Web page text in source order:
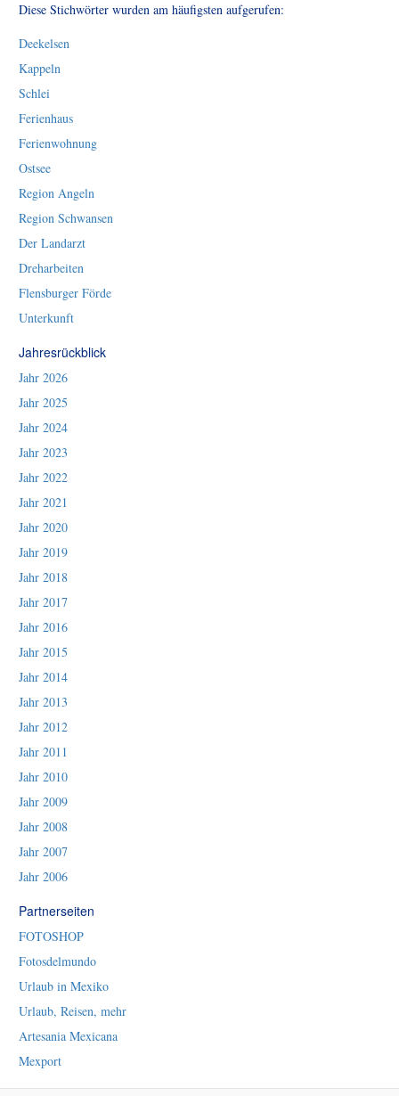
Diese Stichwörter wurden am häufigsten aufgerufen:
Deekelsen
Kappeln
Schlei
Ferienhaus
Ferienwohnung
Ostsee
Region Angeln
Region Schwansen
Der Landarzt
Dreharbeiten
Flensburger Förde
Unterkunft
Jahresrückblick
Jahr 2026
Jahr 2025
Jahr 2024
Jahr 2023
Jahr 2022
Jahr 2021
Jahr 2020
Jahr 2019
Jahr 2018
Jahr 2017
Jahr 2016
Jahr 2015
Jahr 2014
Jahr 2013
Jahr 2012
Jahr 2011
Jahr 2010
Jahr 2009
Jahr 2008
Jahr 2007
Jahr 2006
Partnerseiten
FOTOSHOP
Fotosdelmundo
Urlaub in Mexiko
Urlaub, Reisen, mehr
Artesania Mexicana
Mexport